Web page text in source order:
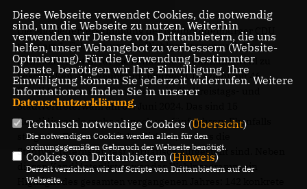
Die Mitgliederversammlung der Neubrandenburger CDU
tagte am 1. Februar, um das Wahlprogramm und die
Kandidatenlisten für die kommende Kommunalwahl zu
beschließen. Die Neubrandenburger CDU zieht mit 46
Kandidatinnen und Kandidaten in die Kreistags- und
Stadtvertreterwahl am 09. Juni 2024. Das sind 15
Kandidierende mehr als noch vor fünf Jahren. Ebenfalls
steigt der Frauenanteil deutlich an, so dass die
Stadtvertreterlisten fast paritätisch aufgestellt sind. Neben
diesen Kandidatenlisten war das Wahlprogramm ein
Highlight des gesamten vergangenen Jahres: 142 konkrete
Diese Webseite verwendet Cookies, die notwendig
sind, um die Webseite zu nutzen. Weiterhin
verwenden wir Dienste von Drittanbietern, die uns
helfen, unser Webangebot zu verbessern (Website-
Optmierung). Für die Verwendung bestimmter
Dienste, benötigen wir Ihre Einwilligung. Ihre
Einwilligung können Sie jederzeit widerrufen. Weitere
Informationen finden Sie in unserer
Datenschutzerklärung.
Technisch notwendige Cookies (Übersicht)
Die notwendigen Cookies werden allein für den
ordnungsgemäßen Gebrauch der Webseite benötigt.
Cookies von Drittanbietern (Hinweis)
Derzeit verzichten wir auf Scripte von Drittanbietern auf der
Webseite.